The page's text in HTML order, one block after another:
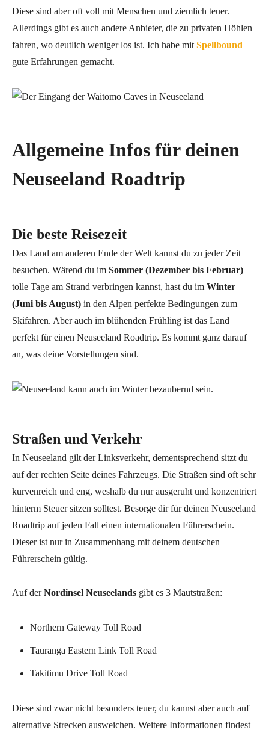
Diese sind aber oft voll mit Menschen und ziemlich teuer.
Allerdings gibt es auch andere Anbieter, die zu privaten Höhlen
fahren, wo deutlich weniger los ist. Ich habe mit Spellbound
gute Erfahrungen gemacht.
Allgemeine Infos für deinen
Neuseeland Roadtrip
Die beste Reisezeit
Das Land am anderen Ende der Welt kannst du zu jeder Zeit
besuchen. Wärend du im Sommer (Dezember bis Februar)
tolle Tage am Strand verbringen kannst, hast du im Winter
(Juni bis August) in den Alpen perfekte Bedingungen zum
Skifahren. Aber auch im blühenden Frühling ist das Land
perfekt für einen Neuseeland Roadtrip. Es kommt ganz darauf
an, was deine Vorstellungen sind.
Straßen und Verkehr
In Neuseeland gilt der Linksverkehr, dementsprechend sitzt du
auf der rechten Seite deines Fahrzeugs. Die Straßen sind oft sehr
kurvenreich und eng, weshalb du nur ausgeruht und konzentriert
hinterm Steuer sitzen solltest. Besorge dir für deinen Neuseeland
Roadtrip auf jeden Fall einen internationalen Führerschein.
Dieser ist nur in Zusammenhang mit deinem deutschen
Führerschein gültig.
Auf derNordinsel Neuseelands gibt es 3 Mautstraßen:
Northern Gateway Toll Road
Tauranga Eastern Link Toll Road
Takitimu Drive Toll Road
Diese sind zwar nicht besonders teuer, du kannst aber auch auf
alternative Strecken ausweichen. Weitere Informationen findest